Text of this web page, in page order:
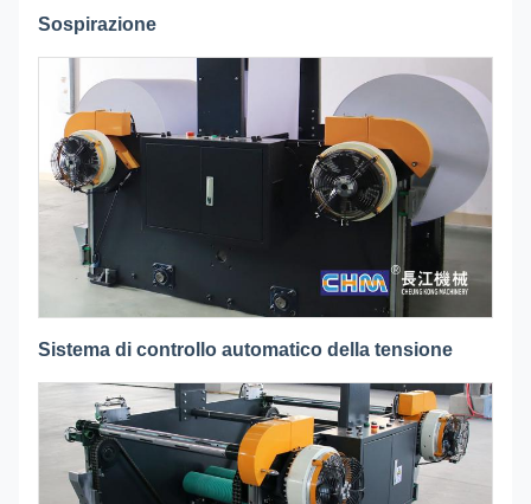
Sospirazione
Sistema di controllo automatico della tensione